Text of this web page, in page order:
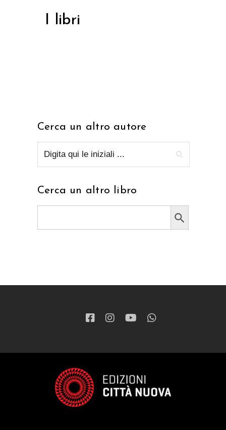
I libri
Cerca un altro autore
Cerca un altro libro
Search Button